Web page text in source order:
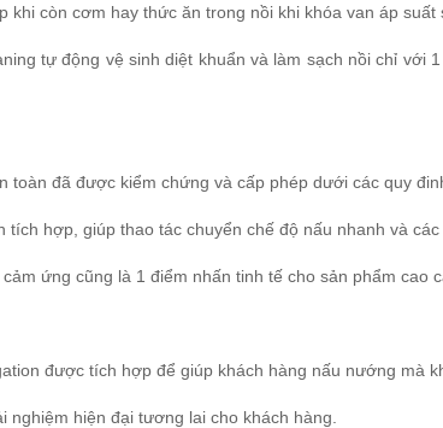
còn cơm hay thức ăn trong nồi khi khóa van áp
tự động vệ sinh diệt khuẩn và làm sạch nồi chỉ với
toàn đã được kiểm chứng và cấp phép dưới các quy
hợp, giúp thao tác chuyển chế độ nấu nhanh và
ứng cũng là 1 điểm nhấn tinh tế cho sản phẩm cao
được tích hợp để giúp khách hàng nấu nướng mà
hiện đại tương lai cho khách hàng.